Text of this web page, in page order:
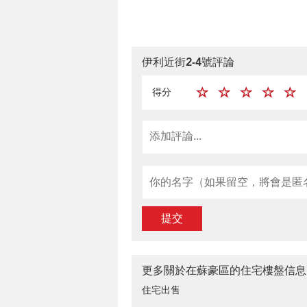
伊利近街2-4號評論
得分
提交
更多關於在蘇豪區的住宅樓盤信息
住宅出售